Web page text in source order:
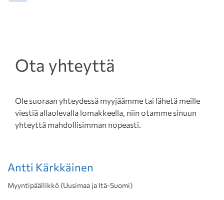
Ota yhteyttä
Ole suoraan yhteydessä myyjäämme tai lähetä meille
viestiä allaolevalla lomakkeella, niin otamme sinuun
yhteyttä mahdollisimman nopeasti.
Antti Kärkkäinen
Myyntipäällikkö (Uusimaa ja Itä-Suomi)